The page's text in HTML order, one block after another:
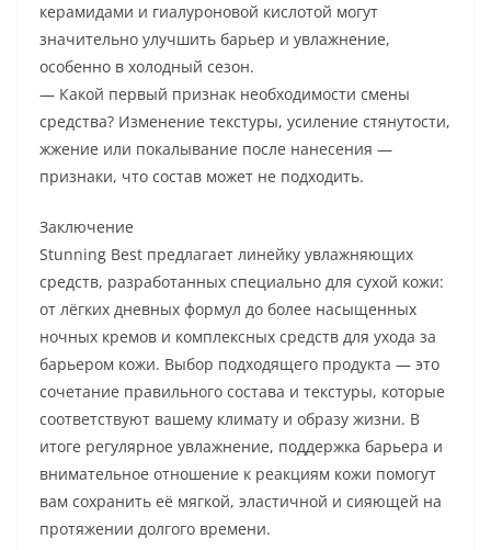
керамидами и гиалуроновой кислотой могут
значительно улучшить барьер и увлажнение,
особенно в холодный сезон.
— Какой первый признак необходимости смены
средства? Изменение текстуры, усиление стянутости,
жжение или покалывание после нанесения —
признаки, что состав может не подходить.
Заключение
Stunning Best предлагает линейку увлажняющих
средств, разработанных специально для сухой кожи:
от лёгких дневных формул до более насыщенных
ночных кремов и комплексных средств для ухода за
барьером кожи. Выбор подходящего продукта — это
сочетание правильного состава и текстуры, которые
соответствуют вашему климату и образу жизни. В
итоге регулярное увлажнение, поддержка барьера и
внимательное отношение к реакциям кожи помогут
вам сохранить её мягкой, эластичной и сияющей на
протяжении долгого времени.